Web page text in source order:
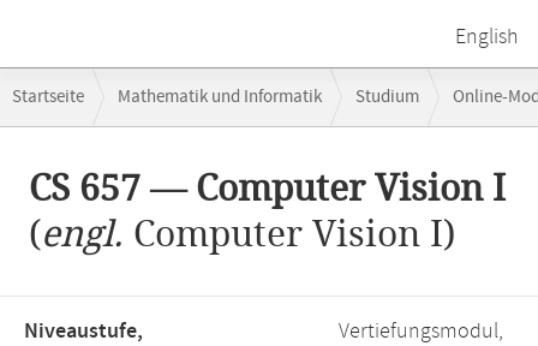
English
Navigation
Startseite Mathematik und Informatik Studium Online-
CS 657 — Computer Vision I
(engl. Computer Vision I)
Niveaustufe,
Vertiefungsmodul,